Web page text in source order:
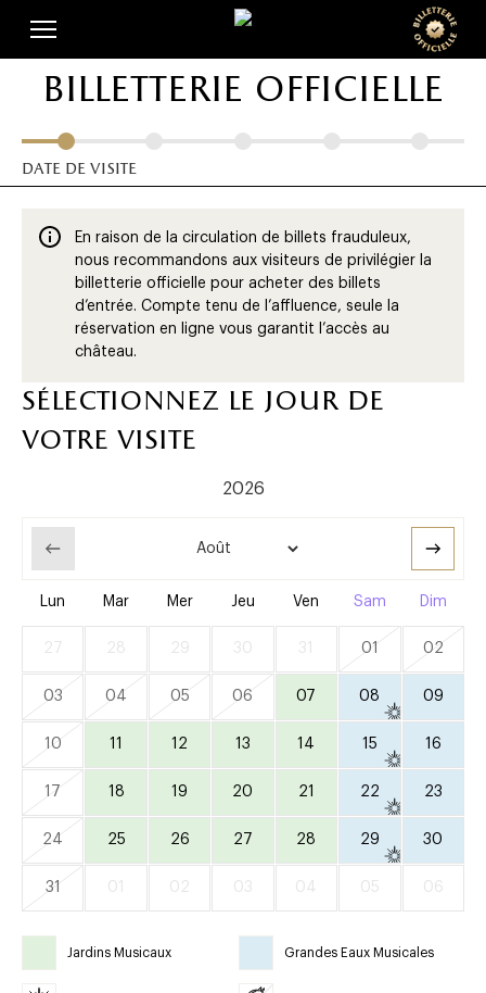
main
contentbilletterie officielle
date de visite
En raison de la circulation de billets frauduleux,
nous recommandons aux visiteurs de privilégier la
billetterie officielle pour acheter des billets
d’entrée. Compte tenu de l’affluence, seule la
réservation en ligne vous garantit l’accès au
château.
sélectionnez le jour de
votre visite
Lun Mar Mer Jeu Ven Sam Dim
27 28 29 30 31 01 02
03 04 05 06 07 08 09
10 11 12 13 14 15 16
17 18 19 20 21 22 23
24 25 26 27 28 29 30
31 01 02 03 04 05 06
Jardins Musicaux Grandes Eaux Musicales